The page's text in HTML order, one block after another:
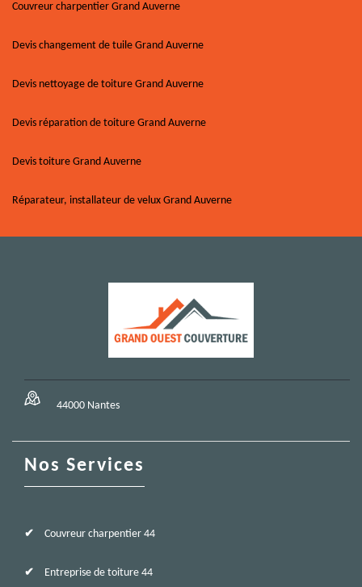
Couvreur charpentier Grand Auverne
Devis changement de tuile Grand Auverne
Devis nettoyage de toiture Grand Auverne
Devis réparation de toiture Grand Auverne
Devis toiture Grand Auverne
Réparateur, installateur de velux Grand Auverne
44000 Nantes
Nos Services
Couvreur charpentier 44
Entreprise de toiture 44